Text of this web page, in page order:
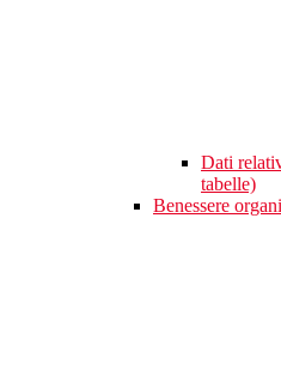
Dati
tabelle)
Benessere